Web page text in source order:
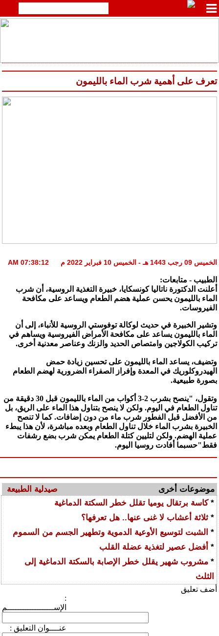
تعرف على أهمية شرب الماء بالليمون
الخميس 09 رجب 1443 هـ - الخميس 10 فبراير 2022 م 07:38:12 AM
الطبيب - متابعات:
أعلنت الدكتورة ناتاليا كونسكايا، خبيرة التغذية الروسية، أن شرب
الماء بالليمون يحسن عملية هضم الطعام ويساعد على مكافحة
الفيروسات.
وتشير الخبيرة في حديث لوكالة توفوستي الروسية للأنباء، إلى أن
الماء بالليمون يساعد على مكافحة الأمراض الفيروسية ويساهم في
تركيب الكولاجين وامتصاص الحديد والزنك وعناصر معدنية أخرى.
وتضيف، يساعد الماء بالليمون على تحسين زيادة حمض
الهيدروكلوريك في المعدة وإفراز الصفراء الضرورية لهضم الطعام
بصورة طبيعية.
وتقول، "ينصح بشرب 2-3 أكواب من الماء بالليمون قبل 30 دقيقة من
تناول الطعام في اليوم. ولكن لا ينصح بتناول هذا الماء على الريق، بل
من الأفضل قبل الفطور شرب ماء من دون إضافات. كما لا تنصح
الخبيرة بشرب الماء خلال تناول الطعام وبعده مباشرة، لأن هذا يبطء
عملية الهضم. ولكن لتليين كتلة الطعام يمكن شرب بضع رشفات
فقط"حسبما أفادت روسيا اليوم.
موضوعات أخرى
صيدلية الطبيعة
*كاسة برتقال يوميا تقلل خطر السكتة الدماغية
* ثلاثة أعشاب لا غنى عنها.. هل تعرفها؟
* الشبت لتوسيع الأوعية الدموية وتطهير الجسم من السموم
* أفضل عصير لتغذية عضلة القلب
* مشروب شهير يقلل خطر الإصابة بالسكتة الدماغية إلى
الثلث
أضف تعليق
:
الإســـــــــــــــــــم
: عنــــوان التعليق